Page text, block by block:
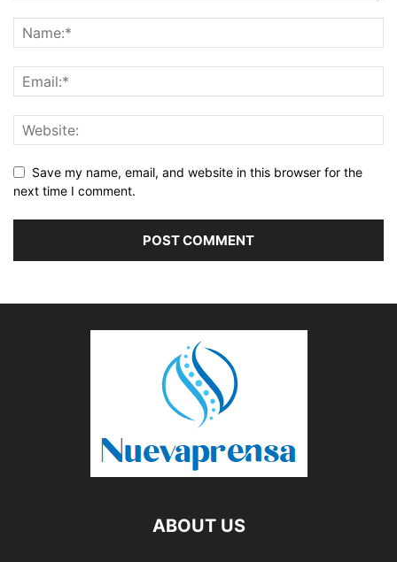
Save my name, email, and website in this browser for the
next time I comment.
ABOUT US